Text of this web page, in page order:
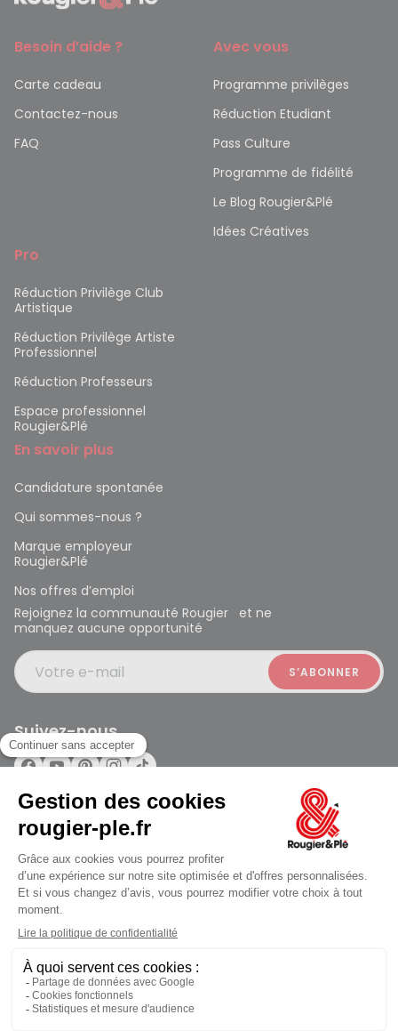
jusqu'au Samedi à 10:00
Besoin d’aide ?
Carte cadeau
Contactez-nous
FAQ
Avec vous
Programme privilèges
Réduction Etudiant
Pass Culture
Programme de fidélité
Le Blog Rougier&Plé
Idées Créatives
Pro
Réduction Privilège Club
Artistique
Réduction Privilège Artiste
Professionnel
Réduction Professeurs
Espace professionnel
Rougier&Plé
En savoir plus
Candidature spontanée
Qui sommes-nous ?
Marque employeur
Rougier&Plé
Nos offres d’emploi
Rejoignez la communauté Rougier et ne
manquez aucune opportunité
Votre e-mail
Suivez-nous
Rougier et Plé 2024 Copyright
Mentions légales
Conditions générales des ventes
Données personnelles
Paiement sécurisé
Plan du site